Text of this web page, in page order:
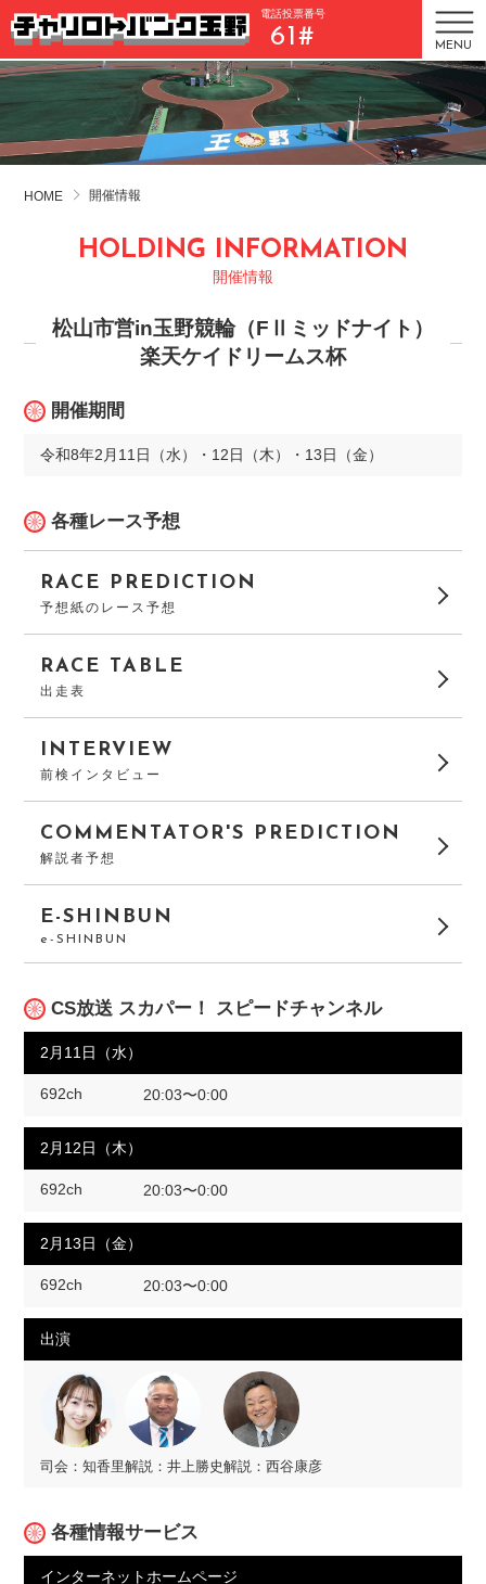
電話投票番号
61# MENU
HOME 開催情報
HOLDING INFORMATION
開催情報
松山市営in玉野競輪（FⅡミッドナイト）
楽天ケイドリームス杯
開催期間
令和8年2月11日（水）・12日（木）・13日（金）
各種レース予想
RACE PREDICTION
予想紙のレース予想
RACE TABLE
出走表
INTERVIEW
前検インタビュー
COMMENTATOR'S PREDICTION
解説者予想
E-SHINBUN
e-SHINBUN
CS放送 スカパー！ スピードチャンネル
2月11日（水）
692ch 20:03〜0:00
2月12日（木）
692ch 20:03〜0:00
2月13日（金）
692ch 20:03〜0:00
出演
司会：知香里解説：井上勝史解説：西谷康彦
各種情報サービス
インターネットホームページ